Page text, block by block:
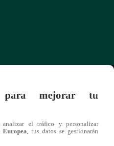
para mejorar tu
el tráfico y personalizar
Europea , tus datos se gestionarán